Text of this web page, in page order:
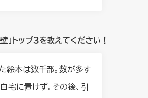
壁」トップ３を教えてください！
絵本は数千部。数が多す
宅に置けず。その後、引